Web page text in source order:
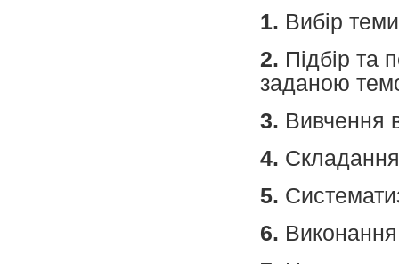
1. Вибір
2. Підбір та
заданою
3. Вивчення
4.
5.
6.